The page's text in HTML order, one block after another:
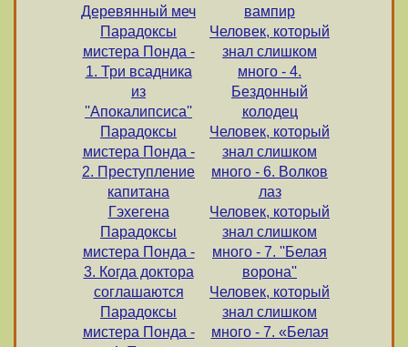
Деревянный меч
Парадоксы
мистера Понда -
1. Три всадника
из
''Апокалипсиса''
Парадоксы
мистера Понда -
2. Преступление
капитана
Гэхегена
Парадоксы
мистера Понда -
3. Когда доктора
соглашаются
Парадоксы
мистера Понда -
вампир
Человек, который
знал слишком
много - 4.
Бездонный
колодец
Человек, который
знал слишком
много - 6. Волков
лаз
Человек, который
знал слишком
много - 7. ''Белая
ворона''
Человек, который
знал слишком
много - 7. «Белая